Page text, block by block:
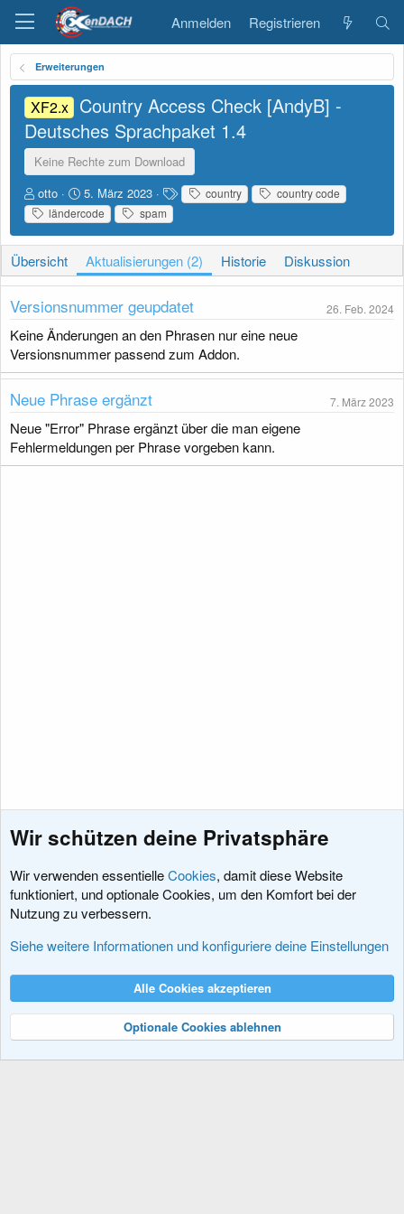
Anmelden Registrieren
Erweiterungen
XF2.x Country Access Check [AndyB] -
Deutsches Sprachpaket 1.4
Keine Rechte zum Download
A
u
t
o
r
otto
D
a
t
u
m
E
r
s
e
l
l
n
g
5. März 2023
S
c
l
a
g
w
o
t
e
country
country code
ländercode
spam
Übersicht Aktualisierungen (2) Historie Diskussion
Versionsnummer geupdatet 26. Feb. 2024
Keine Änderungen an den Phrasen nur eine neue
Versionsnummer passend zum Addon.
Neue Phrase ergänzt 7. März 2023
Neue "Error" Phrase ergänzt über die man eigene
Fehlermeldungen per Phrase vorgeben kann.
Erweiterungen
Nutzungsbedingungen Datenschutz
R
Community platform by XenForo® © 2010-2024 XenForo Ltd.
Wir schützen deine Privatsphäre
Wir verwenden essentielleCookies, damit diese Website
funktioniert, und optionale Cookies, um den Komfort bei der
Nutzung zu verbessern.
Siehe weitere Informationen und konfiguriere deine Einstellungen
Alle Cookies akzeptieren
Optionale Cookies ablehnen